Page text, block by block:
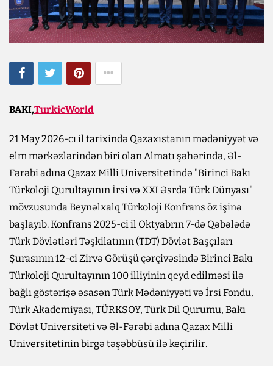
BAKI,TurkicWorld
21 May 2026-cı il tarixində Qazaxıstanın mədəniyyət və
elm mərkəzlərindən biri olan Almatı şəhərində, Əl-
Fərəbi adına Qazax Milli Universitetində "Birinci Bakı
Türkoloji Qurultayının İrsi və XXI Əsrdə Türk Dünyası"
mövzusunda Beynəlxalq Türkoloji Konfrans öz işinə
başlayıb. Konfrans 2025-ci il Oktyabrın 7-də Qəbələdə
Türk Dövlətləri Təşkilatının (TDT) Dövlət Başçıları
Şurasının 12-ci Zirvə Görüşü çərçivəsində Birinci Bakı
Türkoloji Qurultayının 100 illiyinin qeyd edilməsi ilə
bağlı göstərişə əsasən Türk Mədəniyyəti və İrsi Fondu,
Türk Akademiyası, TÜRKSOY, Türk Dil Qurumu, Bakı
Dövlət Universiteti və Əl-Fərəbi adına Qazax Milli
Universitetinin birgə təşəbbüsü ilə keçirilir.